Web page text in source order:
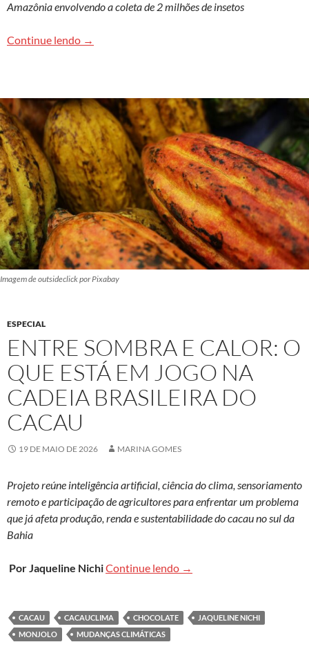
Amazônia envolvendo a coleta de 2 milhões de insetos
Continue lendo Tecnologia ajuda estudos de biodiversidade em
→
Imagem de outsideclick por Pixabay
ESPECIAL
ENTRE SOMBRA E CALOR: O
QUE ESTÁ EM JOGO NA
CADEIA BRASILEIRA DO
CACAU
19 DE MAIO DE 2026 MARINA GOMES
Projeto reúne inteligência artificial, ciência do clima, sensoriamento
remoto e participação de agricultores para enfrentar um problema
que já afeta produção, renda e sustentabilidade do cacau no sul da
Bahia
Por Jaqueline NichiContinue lendo Entre sombra e calor: o
→
CACAU CACAUCLIMA CHOCOLATE
JAQUELINE NICHI
MONJOLO
MUDANÇAS CLIMÁTICAS